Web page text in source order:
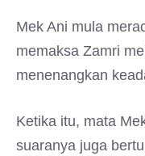
Mek Ani mula
memaksa Zamri
menenangkan
Ketika itu, mata
suaranya juga